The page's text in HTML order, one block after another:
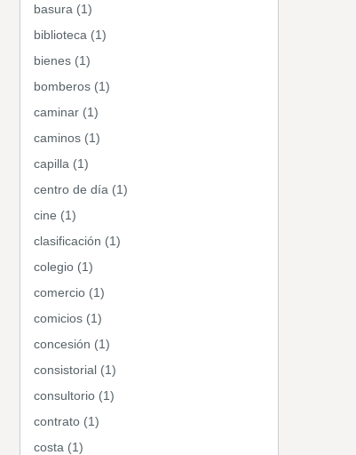
basura (1)
biblioteca (1)
bienes (1)
bomberos (1)
caminar (1)
caminos (1)
capilla (1)
centro de día (1)
cine (1)
clasificación (1)
colegio (1)
comercio (1)
comicios (1)
concesión (1)
consistorial (1)
consultorio (1)
contrato (1)
costa (1)